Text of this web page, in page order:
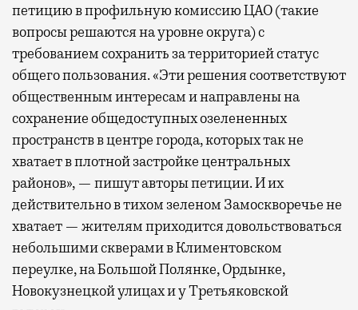
петицию в профильную комиссию ЦАО (такие
вопросы решаются на уровне округа) с
требованием сохранить за территорией статус
общего пользования. «Эти решения соответствуют
общественным интересам и направлены на
сохранение общедоступных озелененных
пространств в центре города, которых так не
хватает в плотной застройке центральных
районов», — пишут авторы петиции. И их
действительно в тихом зеленом Замоскворечье не
хватает — жителям приходится довольствоваться
небольшими скверами в Климентовском
переулке, на Большой Полянке, Ордынке,
Новокузнецкой улицах и у Третьяковской